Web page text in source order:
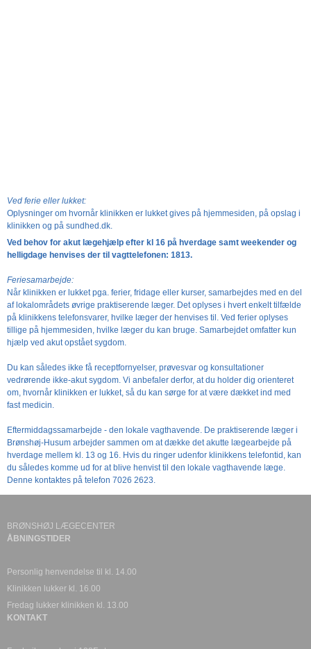
Ved ferie eller lukket:
Oplysninger om hvornår klinikken er lukket gives på hjemmesiden, på opslag i
klinikken og på sundhed.dk.
Ved behov for akut lægehjælp efter kl 16 på hverdage samt weekender og
helligdage henvises der til vagttelefonen: 1813.
Feriesamarbejde:
Når klinikken er lukket pga. ferier, fridage eller kurser, samarbejdes med en del
af lokalområdets øvrige praktiserende læger. Det oplyses i hvert enkelt tilfælde
på klinikkens telefonsvarer, hvilke læger der henvises til. Ved ferier oplyses
tillige på hjemmesiden, hvilke læger du kan bruge. Samarbejdet omfatter kun
hjælp ved akut opstået sygdom.
Du kan således ikke få receptfornyelser, prøvesvar og konsultationer
vedrørende ikke-akut sygdom. Vi anbefaler derfor, at du holder dig orienteret
om, hvornår klinikken er lukket, så du kan sørge for at være dækket ind med
fast medicin.
Eftermiddagssamarbejde - den lokale vagthavende. De praktiserende læger i
Brønshøj-Husum arbejder sammen om at dække det akutte lægearbejde på
hverdage mellem kl. 13 og 16. Hvis du ringer udenfor klinikkens telefontid, kan
du således komme ud for at blive henvist til den lokale vagthavende læge.
Denne kontaktes på telefon 7026 2623.
BRØNSHØJ LÆGECENTER
ÅBNINGSTIDER
Personlig henvendelse til kl. 14.00
Klinikken lukker kl. 16.00
Fredag lukker klinikken kl. 13.00
KONTAKT